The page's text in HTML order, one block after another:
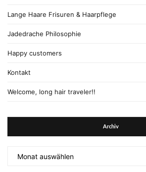
Lange Haare Frisuren & Haarpflege
Jadedrache Philosophie
Happy customers
Kontakt
Welcome, long hair traveler!!
Archiv